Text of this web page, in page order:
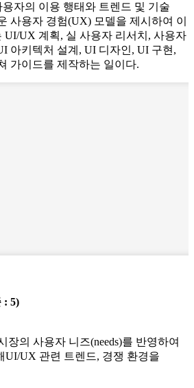
자의 이용 행태와 트렌드 및 기술
사용자 경험(UX) 모델을 제시하여 이
UI/UX 계획, 실 사용자 리서치, 사용자
아키텍처 설계, UI 디자인, UI 구현,
가이드를 제작하는 일이다.
: 5)
의 사용자 니즈(needs)를 반영하여
UI/UX 관련 트렌드, 경쟁 환경을